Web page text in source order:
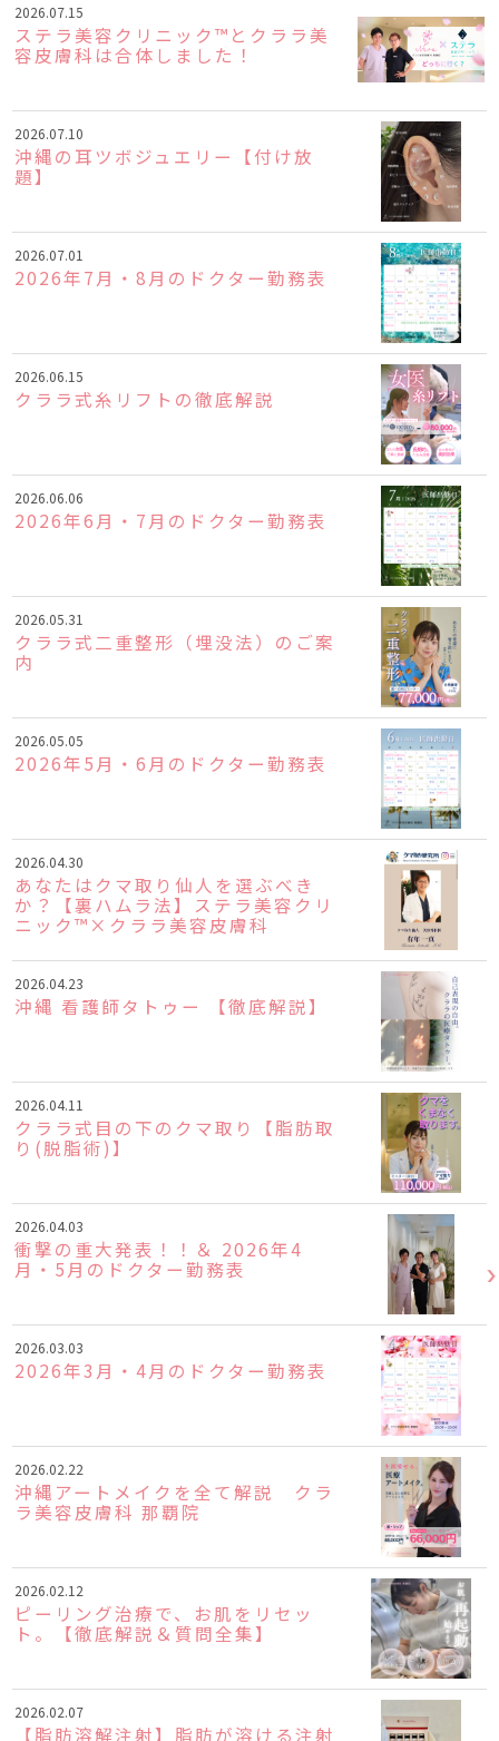
2026.07.15
ステラ美容クリニック™とクララ美
容皮膚科は合体しました！
2026.07.10
沖縄の耳ツボジュエリー【付け放
題】
2026.07.01
2026年7月・8月のドクター勤務表
2026.06.15
クララ式糸リフトの徹底解説
2026.06.06
2026年6月・7月のドクター勤務表
2026.05.31
クララ式二重整形（埋没法）のご案
内
2026.05.05
2026年5月・6月のドクター勤務表
2026.04.30
あなたはクマ取り仙人を選ぶべき
か？【裏ハムラ法】ステラ美容クリ
ニック™×クララ美容皮膚科
2026.04.23
沖縄 看護師タトゥー 【徹底解説】
2026.04.11
クララ式目の下のクマ取り【脂肪取
り(脱脂術)】
2026.04.03
衝撃の重大発表！！＆ 2026年4
月・5月のドクター勤務表
2026.03.03
2026年3月・4月のドクター勤務表
2026.02.22
沖縄アートメイクを全て解説 クラ
ラ美容皮膚科 那覇院
2026.02.12
ピーリング治療で、お肌をリセッ
ト。【徹底解説＆質問全集】
2026.02.07
【脂肪溶解注射】脂肪が溶ける注射